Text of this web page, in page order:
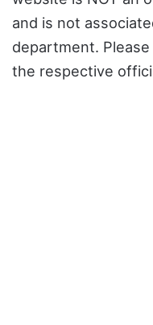
and is not
department.
the respective